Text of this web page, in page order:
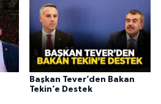
Başkan Tever’den Bakan
Tekin’e Destek